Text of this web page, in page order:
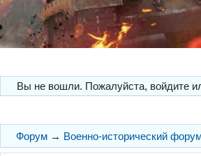
Вы не вошли. Пожалуйста, войдите
Форум → Военно-исторический